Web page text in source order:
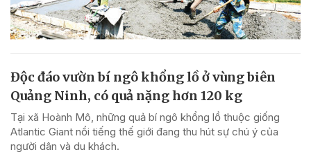
Độc đáo vườn bí ngô khổng lồ ở vùng biên
Quảng Ninh, có quả nặng hơn 120 kg
Tại xã Hoành Mô, những quả bí ngô khổng lồ thuộc giống
Atlantic Giant nổi tiếng thế giới đang thu hút sự chú ý của
người dân và du khách.